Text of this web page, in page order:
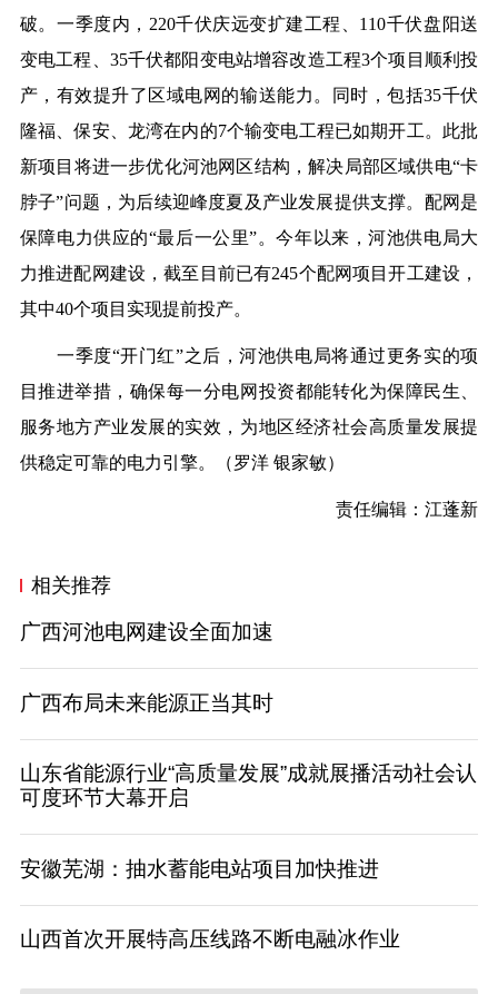
破。一季度内，220千伏庆远变扩建工程、110千伏盘阳送
变电工程、35千伏都阳变电站增容改造工程3个项目顺利投
产，有效提升了区域电网的输送能力。同时，包括35千伏
隆福、保安、龙湾在内的7个输变电工程已如期开工。此批
新项目将进一步优化河池网区结构，解决局部区域供电“卡
脖子”问题，为后续迎峰度夏及产业发展提供支撑。配网是
保障电力供应的“最后一公里”。今年以来，河池供电局大
力推进配网建设，截至目前已有245个配网项目开工建设，
其中40个项目实现提前投产。
一季度“开门红”之后，河池供电局将通过更务实的项
目推进举措，确保每一分电网投资都能转化为保障民生、
服务地方产业发展的实效，为地区经济社会高质量发展提
供稳定可靠的电力引擎。（罗洋 银家敏）
责任编辑：江蓬新
相关推荐
广西河池电网建设全面加速
广西布局未来能源正当其时
山东省能源行业“高质量发展”成就展播活动社会认
可度环节大幕开启
安徽芜湖：抽水蓄能电站项目加快推进
山西首次开展特高压线路不断电融冰作业